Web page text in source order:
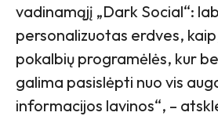
vadinamąjį „Dark Social“:
personalizuotas erdves,
pokalbių programėlės, kur
galima pasislėpti nuo vis
informacijos lavinos“, –